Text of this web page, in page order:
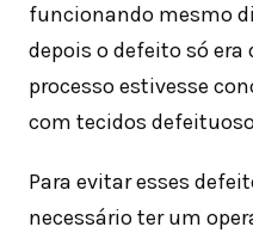
funcionando mesmo
depois o defeito só
processo estivesse
com tecidos
Para evitar esses
necessário ter um